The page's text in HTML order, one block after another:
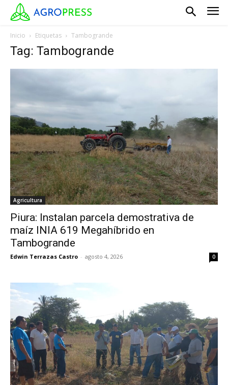
Inicio Etiquetas Tambogrande
Tag: Tambogrande
Agricultura
Piura: Instalan parcela demostrativa de
maíz INIA 619 Megahíbrido en
Tambogrande
Edwin Terrazas Castro - agosto 4, 2026 0